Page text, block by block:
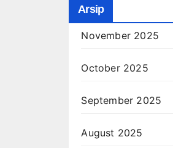
Arsip
November 2025
October 2025
September 2025
August 2025